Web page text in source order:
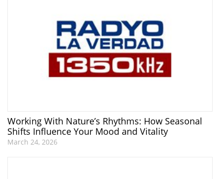
Working With Nature’s Rhythms: How Seasonal
Shifts Influence Your Mood and Vitality
March 24, 2026